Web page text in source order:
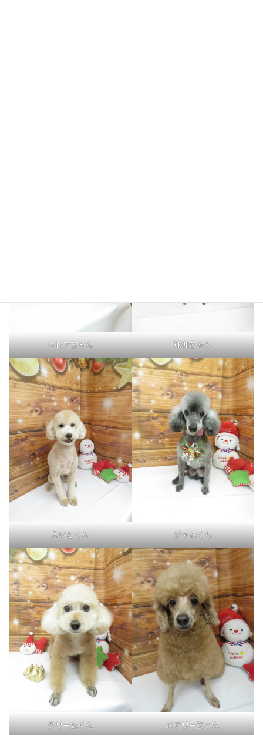
クレアちゃん 珠洲ちゃん
えいとくん ジャムくん
クリームくん メアリーちゃん